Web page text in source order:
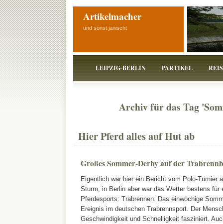
Artikelmacher
und sonst janischt
LEIPZIG-BERLIN PARTIKEL
Archiv für das Tag
Hier Pferd alles auf Hut ab
Großes Sommer-Derby auf der
Eigentlich war hier ein Bericht vom Polo-Turnier
Sturm, in Berlin aber war das Wetter bestens für
Pferdesports: Trabrennen. Das einwöchige
Ereignis im deutschen Trabrennsport. Der
Geschwindigkeit und Schnelligkeit fasziniert.